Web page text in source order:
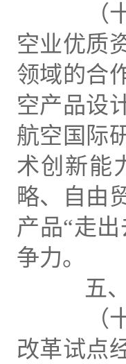
（十三
空业优质
领域的合
空产品设
航空国际
术创新能
略、自由
产品“走
争力。
五、扩
（十四
改革试点